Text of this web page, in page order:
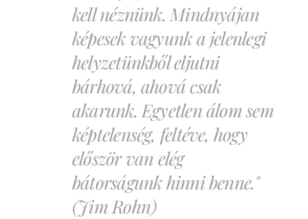
kell néznünk. Mindnyájan
képesek vagyunk a jelenlegi
helyzetünkből eljutni
bárhová, ahová csak
akarunk. Egyetlen álom sem
képtelenség, feltéve, hogy
először van elég
bátorságunk hinni benne."
(Jim Rohn)